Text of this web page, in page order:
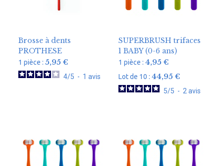
Brosse à dents
PROTHESE
1 pièce :5,95€
4/5 - 1avis
SUPERBRUSH trifaces
1 BABY (0-6 ans)
1 pièce : 4,95 €
Lot de 10 : 44,95 €
5/5 - 2avis